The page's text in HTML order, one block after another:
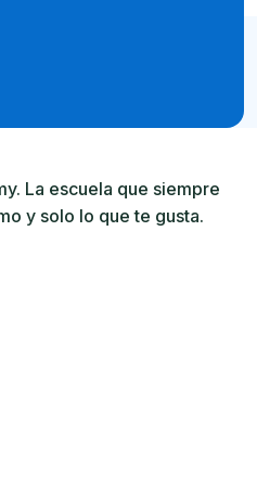
La escuela que siempre
y solo lo que te gusta.